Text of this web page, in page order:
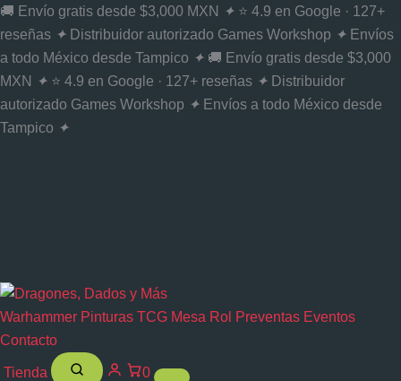
🚚 Envío gratis desde $3,000 MXN ✦ ⭐ 4.9 en Google · 127+
reseñas ✦ Distribuidor autorizado Games Workshop ✦ Envíos
a todo México desde Tampico ✦ 🚚 Envío gratis desde $3,000
MXN ✦ ⭐ 4.9 en Google · 127+ reseñas ✦ Distribuidor
autorizado Games Workshop ✦ Envíos a todo México desde
Tampico ✦
Warhammer Pinturas TCG Mesa Rol Preventas Eventos
Contacto
Tienda
0
Ir
al
contenido